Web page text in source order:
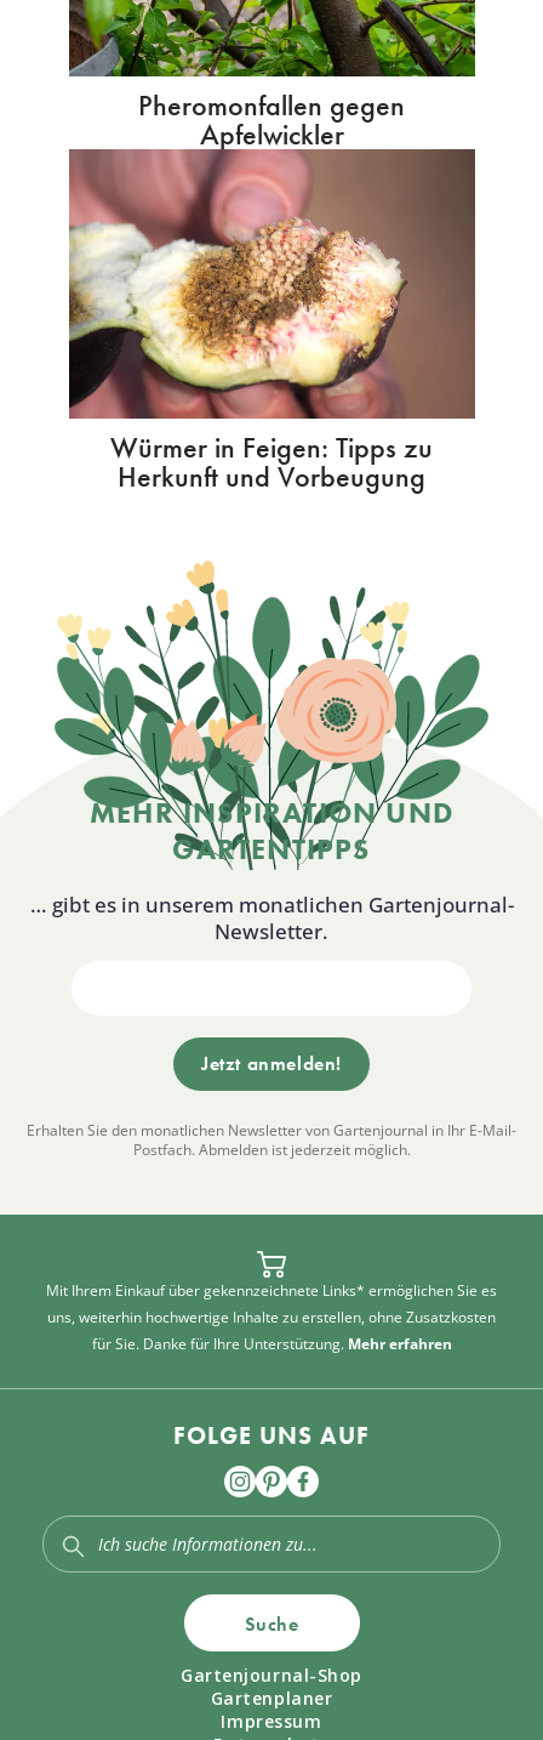
Pheromonfallen gegen
Apfelwickler
Würmer in Feigen: Tipps zu
Herkunft und Vorbeugung
MEHR INSPIRATION UND
GARTENTIPPS
… gibt es in unserem monatlichen Gartenjournal-
Newsletter.
Erhalten Sie den monatlichen Newsletter von Gartenjournal in Ihr E-Mail-
Postfach. Abmelden ist jederzeit möglich.
Mit Ihrem Einkauf über gekennzeichnete Links* ermöglichen Sie es
uns, weiterhin hochwertige Inhalte zu erstellen, ohne Zusatzkosten
für Sie. Danke für Ihre Unterstützung. Mehr erfahren
FOLGE UNS AUF
Suche
Gartenjournal-Shop
Gartenplaner
Impressum